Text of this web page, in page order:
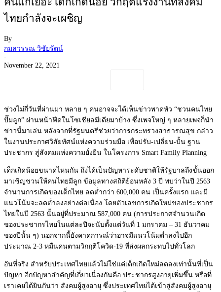
ไทยกำลังจะเผชิญ
By
กมลวรรณ วิชัยรัตน์
-
November 22, 2021
ช่วงไม่กี่วันที่ผ่านมา หลาย ๆ คนอาจจะได้เห็นข่าวพาดหัว “ชวนคนไทย
ปั๊มลูก” ผ่านหน้าฟีดในโซเชียลมีเดียมาบ้าง ซึ่งเพจใหญ่ ๆ หลายเพจก็นำ
ข่าวนี้มาเล่น หลังจากที่รัฐมนตรีช่วยว่าการกระทรวงสาธารณสุข กล่าว
ในงานประกาศวิสัยทัศน์แห่งความร่วมมือ เพื่อปรับ-เปลี่ยน-ปั้น ฐาน
ประชากร สู่สังคมแห่งความยั่งยืน ในโครงการ Smart Family Planning
เด็กเกิดน้อยขนาดไหนกัน ถึงได้เป็นปัญหาระดับชาติให้รัฐบาลถึงขั้นออก
มาเชิญชวนให้คนไทยมีลูก ข้อมูลทางสถิติย้อนหลัง 3 ปี พบว่าในปี 2563
จำนวนการเกิดของเด็กไทย ลดต่ำกว่า 600,000 คน เป็นครั้งแรก และมี
แนวโน้มจะลดต่ำลงอย่างต่อเนื่อง โดยตัวเลขการเกิดใหม่ของประชากร
ไทยในปี 2563 นั้นอยู่ที่ประมาณ 587,000 คน (การประกาศจำนวนเกิด
ของประชากรไทยในแต่ละปีจะนับตั้งแต่วันที่ 1 มกราคม – 31 ธันวาคม
ของปีนั้น ๆ) นอกจากนี้ยังคาดการณ์ว่าอาจมีแนวโน้มต่ำลงไปอีก
ประมาณ 2-3 หมื่นคนตามวิกฤติโควิด-19 ที่ส่งผลกระทบไปทั่วโลก
อันที่จริง สำหรับประเทศไทยแล้วไม่ใช่แค่เด็กเกิดใหม่ลดลงเท่านั้นที่เป็น
ปัญหา อีกปัญหาสำคัญที่เกี่ยวเนื่องกันคือ ประชากรสูงอายุเพิ่มขึ้น หรือที่
เราเคยได้ยินกันว่า สังคมผู้สูงอายุ ซึ่งประเทศไทยได้เข้าสู่สังคมผู้สูงอายุ